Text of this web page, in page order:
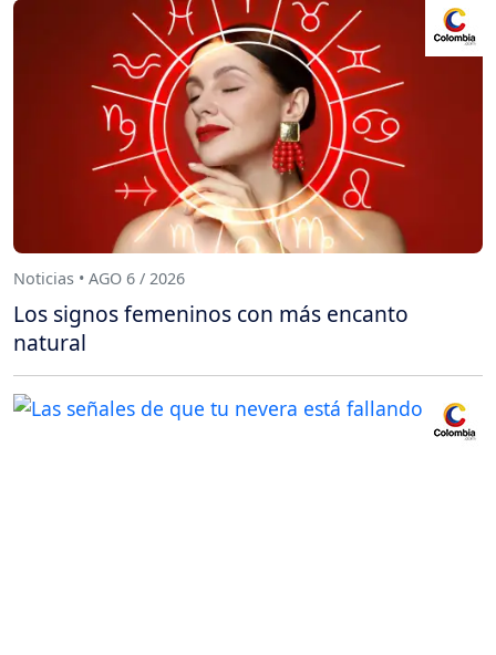
Noticias • AGO 6 / 2026
Los signos femeninos con más encanto
natural